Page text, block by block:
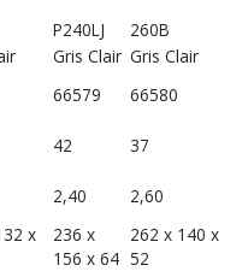
P240LJ
260B
Gris Clair Gris Clair
66579
66580
42
37
2,40 2,60
x
236 x
156 x 64
262 x 140 x
52